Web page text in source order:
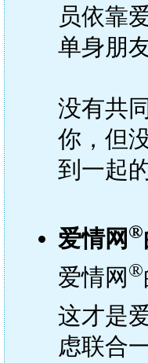
员依靠
单身朋
没有共
你，但
到一起的
爱情网 ®
爱情网 ®
这才是
虑联合